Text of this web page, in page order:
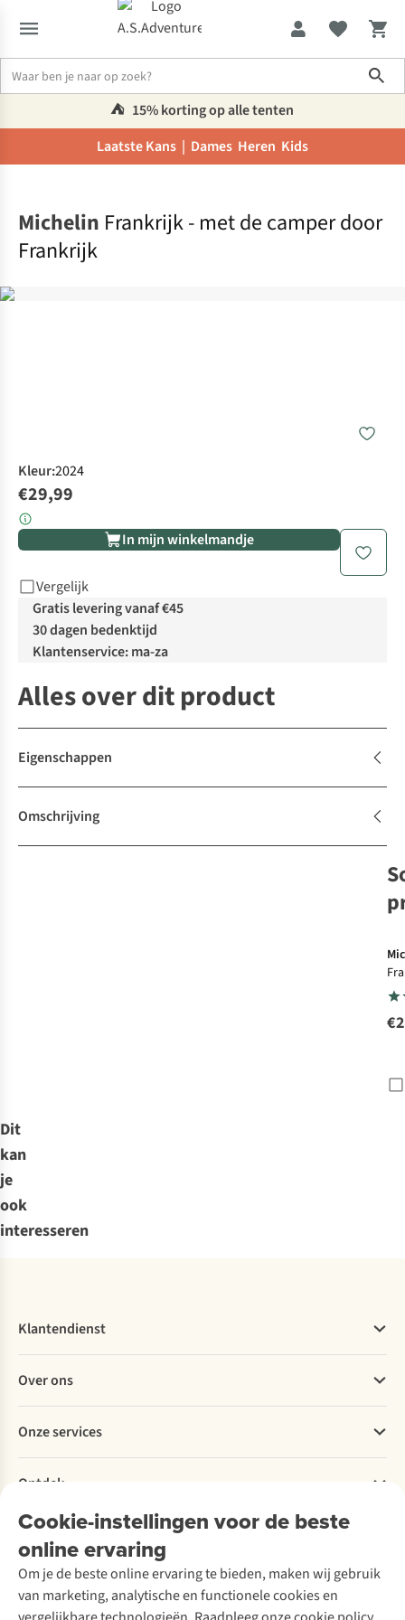
⛺️ 15% korting op alle tenten
Laatste Kans | Dames Heren Kids
Michelin Frankrijk - met de camper door
Frankrijk
Kleur:2024
€29,99
In mijn winkelmandje
Vergelijk
Gratis levering vanaf €45
30 dagen bedenktijd
Klantenservice: ma-za
Alles over dit product
Eigenschappen
Omschrijving
Dit
kan
je
ook
interesseren
Cookie-instellingen voor de beste
online ervaring
Om je de beste online ervaring te bieden, maken wij gebruik
van marketing, analytische en functionele cookies en
Klantendienst
Bestellen
Betalen
Levering
Retourneren
Bestelling herroepen
Garantie
Contact
Over ons
Explore More
Verantwoord ondernemen
Over Ayacucho
Onze winkels
Over A.S.Adventure
Toegankelijkheidsverklaring
Onze services
Ski-onderhoud
Wasservice
Schoenonderhoud
Schoenherstelling
Kledingherstelling
Ontdek
A.S.Magazine
Podcast
Explore Academy
Explore Camp
Gear Check
Meld je aan voor de nieuwsbrief